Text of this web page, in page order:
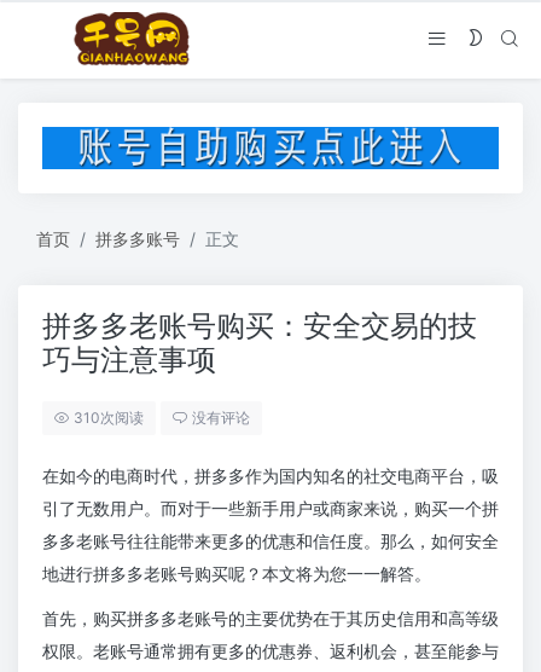
首页 拼多多账号 正文
拼多多老账号购买：安全交易的技
巧与注意事项
310次阅读 没有评论
在如今的电商时代，拼多多作为国内知名的社交电商平台，吸
引了无数用户。而对于一些新手用户或商家来说，购买一个拼
多多老账号往往能带来更多的优惠和信任度。那么，如何安全
地进行拼多多老账号购买呢？本文将为您一一解答。
首先，购买拼多多老账号的主要优势在于其历史信用和高等级
权限。老账号通常拥有更多的优惠券、返利机会，甚至能参与